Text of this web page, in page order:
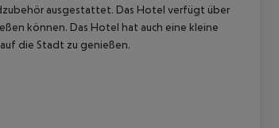
ausgestattet. Das Hotel verfügt über
können. Das Hotel hat auch eine kleine
die Stadt zu genießen.